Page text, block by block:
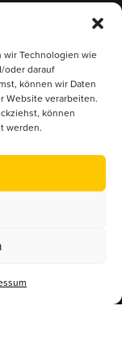
wir Technologien wie
oder darauf
können wir Daten
Website verarbeiten.
können
werden.
(DBIB)